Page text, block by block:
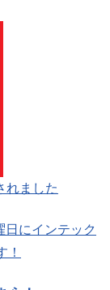
れました
にインテック
！